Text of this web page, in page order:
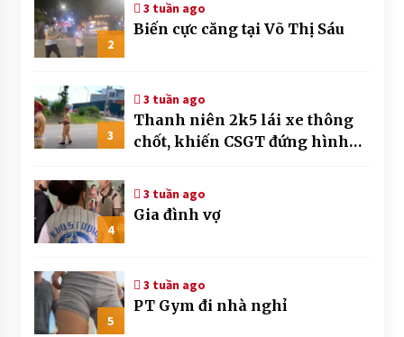
2
3 tuần ago
Biến cực căng tại Võ Thị Sáu
3
3 tuần ago
Thanh niên 2k5 lái xe thông
chốt, khiến CSGT đứng hình
4
3 tuần ago
Gia đình vợ
5
3 tuần ago
PT Gym đi nhà nghỉ